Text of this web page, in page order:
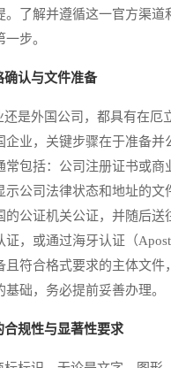
。了解并遵循这一官方渠道
步。
确认与文件准备
是外国公司，都具有在厄
企业，关键步骤在于准备并
常包括：公司注册证书或商
示公司法律状态和地址的文
的公证机关公证，并随后送
证，或通过海牙认证（
且符合格式要求的主体文件
础，务必提前妥善办理。
合规性与显著性要求